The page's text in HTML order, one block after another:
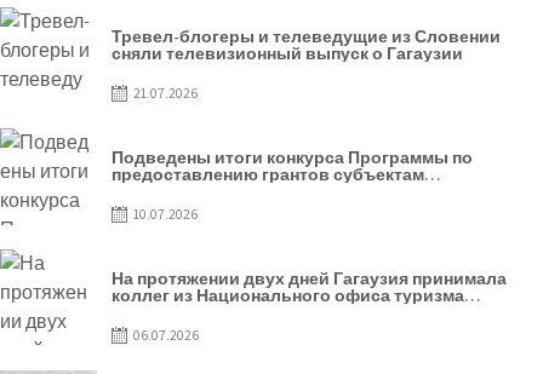
Тревел-блогеры и телеведущие из Словении
сняли телевизионный выпуск о Гагаузии
21.07.2026
Подведены итоги конкурса Программы по
предоставлению грантов субъектам
предпринимательства – 2026
10.07.2026
На протяжении двух дней Гагаузия принимала
коллег из Национального офиса туризма
Республики Молдова
06.07.2026